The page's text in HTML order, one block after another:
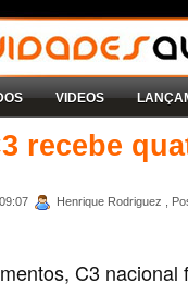
VIDEOS
recebe
Henrique Rodriguez ,
C3